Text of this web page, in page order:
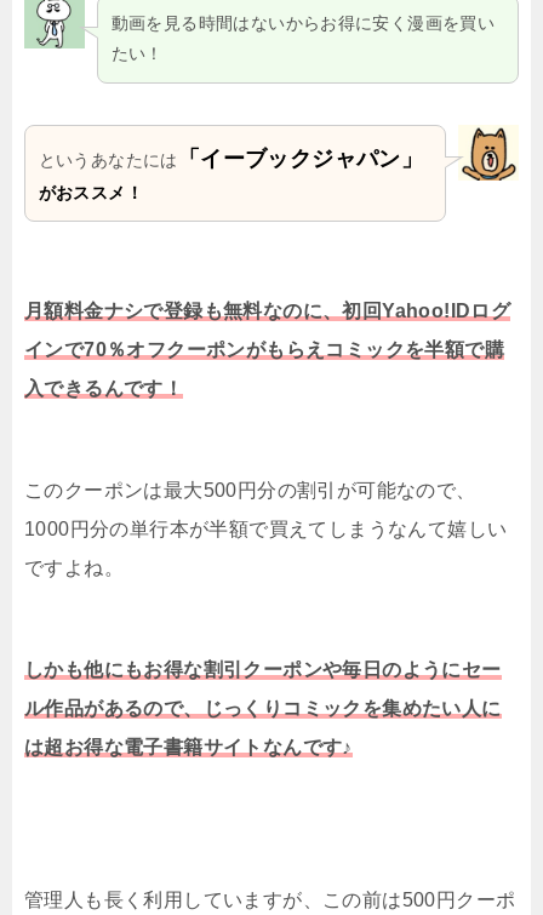
動画を見る時間はないからお得に安く漫画を買い
たい！
というあなたには 「イーブックジャパン」
がおススメ！
月額料金ナシで登録も無料なのに、初回Yahoo!IDログ
インで70％オフクーポンがもらえコミックを半額で購
入できるんです！
このクーポンは最大500円分の割引が可能なので、
1000円分の単行本が半額で買えてしまうなんて嬉しい
ですよね。
しかも他にもお得な割引クーポンや毎日のようにセー
ル作品があるので、じっくりコミックを集めたい人に
は超お得な電子書籍サイトなんです♪
管理人も長く利用していますが、この前は500円クーポ